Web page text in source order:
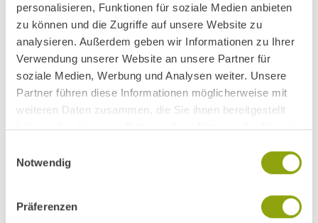
personalisieren, Funktionen für soziale Medien anbieten
zu können und die Zugriffe auf unsere Website zu
analysieren. Außerdem geben wir Informationen zu Ihrer
Verwendung unserer Website an unsere Partner für
soziale Medien, Werbung und Analysen weiter. Unsere
Partner führen diese Informationen möglicherweise mit
weiteren Daten zusammen, die Sie ihnen bereitgestellt
haben oder die sie im Rahmen Ihrer Nutzung der Dienste
Notwendig
Präferenzen
3
Klettersteig Glungezer –
Sagenhaftes Bergerlebnis für Geübte
ZURÜCK IM PARK IGLS
Entspannen mit Aussicht
Nach jeder Tour wartet im Park Igls die wohlverdiente
wohltuenden Behandlung
. Empfehlenswert nach